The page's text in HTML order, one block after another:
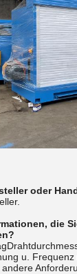
oder
die
u.